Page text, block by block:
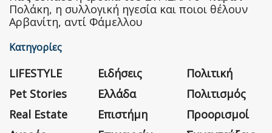
Πολάκη, η συλλογική ηγεσία και ποιοι θέλουν
Αρβανίτη, αντί Φάμελλου
Κατηγορίες
LIFESTYLE
Pet Stories
Real Estate
Ειδήσεις
Ελλάδα
Επιστήμη
Πολιτική
Πολιτισμός
Προορισμοί